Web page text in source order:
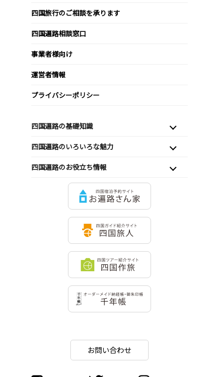
四国旅行のご相談を承ります
四国遍路相談窓口
事業者様向け
運営者情報
プライバシーポリシー
四国遍路の基礎知識
四国遍路のいろいろな魅力
四国遍路のお役立ち情報
お問い合わせ